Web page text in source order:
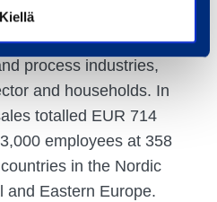
KielläSolutions™ that simplify
range of customers,
process industries,
and households. In
totalled EUR 714
employees at 358
in the Nordic
and Eastern Europe.